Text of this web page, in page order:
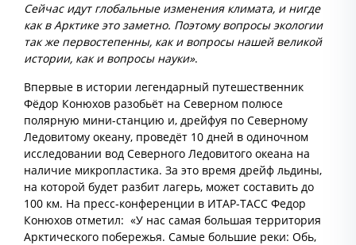
Сейчас идут глобальные изменения климата, и нигде
как в Арктике это заметно. Поэтому вопросы экологии
так же первостепенны, как и вопросы нашей великой
истории, как и вопросы науки».
Впервые в истории легендарный путешественник
Фёдор Конюхов разобьёт на Северном полюсе
полярную мини-станцию и, дрейфуя по Северному
Ледовитому океану, проведёт 10 дней в одиночном
исследовании вод Северного Ледовитого океана на
наличие микропластика. За это время дрейф льдины,
на которой будет разбит лагерь, может составить до
100 км. На пресс-конференции в ИТАР-ТАСС Федор
Конюхов отметил: «У нас самая большая территория
Арктического побережья. Самые большие реки: Обь,